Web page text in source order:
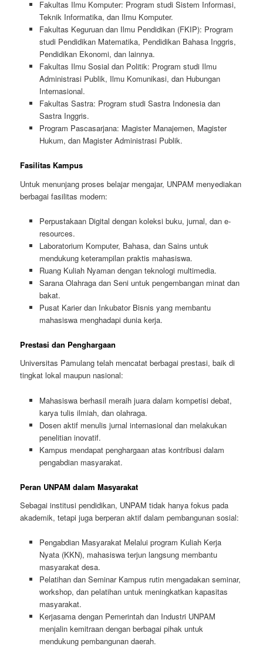
Fakultas Ilmu Komputer: Program studi Sistem Informasi,
Teknik Informatika, dan Ilmu Komputer.
Fakultas Keguruan dan Ilmu Pendidikan (FKIP): Program
studi Pendidikan Matematika, Pendidikan Bahasa Inggris,
Pendidikan Ekonomi, dan lainnya.
Fakultas Ilmu Sosial dan Politik: Program studi Ilmu
Administrasi Publik, Ilmu Komunikasi, dan Hubungan
Internasional.
Fakultas Sastra: Program studi Sastra Indonesia dan
Sastra Inggris.
Program Pascasarjana: Magister Manajemen, Magister
Hukum, dan Magister Administrasi Publik.
Fasilitas Kampus
Untuk menunjang proses belajar mengajar, UNPAM menyediakan
berbagai fasilitas modern:
Perpustakaan Digital dengan koleksi buku, jurnal, dan e-
resources.
Laboratorium Komputer, Bahasa, dan Sains untuk
mendukung keterampilan praktis mahasiswa.
Ruang Kuliah Nyaman dengan teknologi multimedia.
Sarana Olahraga dan Seni untuk pengembangan minat dan
bakat.
Pusat Karier dan Inkubator Bisnis yang membantu
mahasiswa menghadapi dunia kerja.
Prestasi dan Penghargaan
Universitas Pamulang telah mencatat berbagai prestasi, baik di
tingkat lokal maupun nasional:
Mahasiswa berhasil meraih juara dalam kompetisi debat,
karya tulis ilmiah, dan olahraga.
Dosen aktif menulis jurnal internasional dan melakukan
penelitian inovatif.
Kampus mendapat penghargaan atas kontribusi dalam
pengabdian masyarakat.
Peran UNPAM dalam Masyarakat
Sebagai institusi pendidikan, UNPAM tidak hanya fokus pada
akademik, tetapi juga berperan aktif dalam pembangunan sosial:
Pengabdian Masyarakat Melalui program Kuliah Kerja
Nyata (KKN), mahasiswa terjun langsung membantu
masyarakat desa.
Pelatihan dan Seminar Kampus rutin mengadakan seminar,
workshop, dan pelatihan untuk meningkatkan kapasitas
masyarakat.
Kerjasama dengan Pemerintah dan Industri UNPAM
menjalin kemitraan dengan berbagai pihak untuk
mendukung pembangunan daerah.